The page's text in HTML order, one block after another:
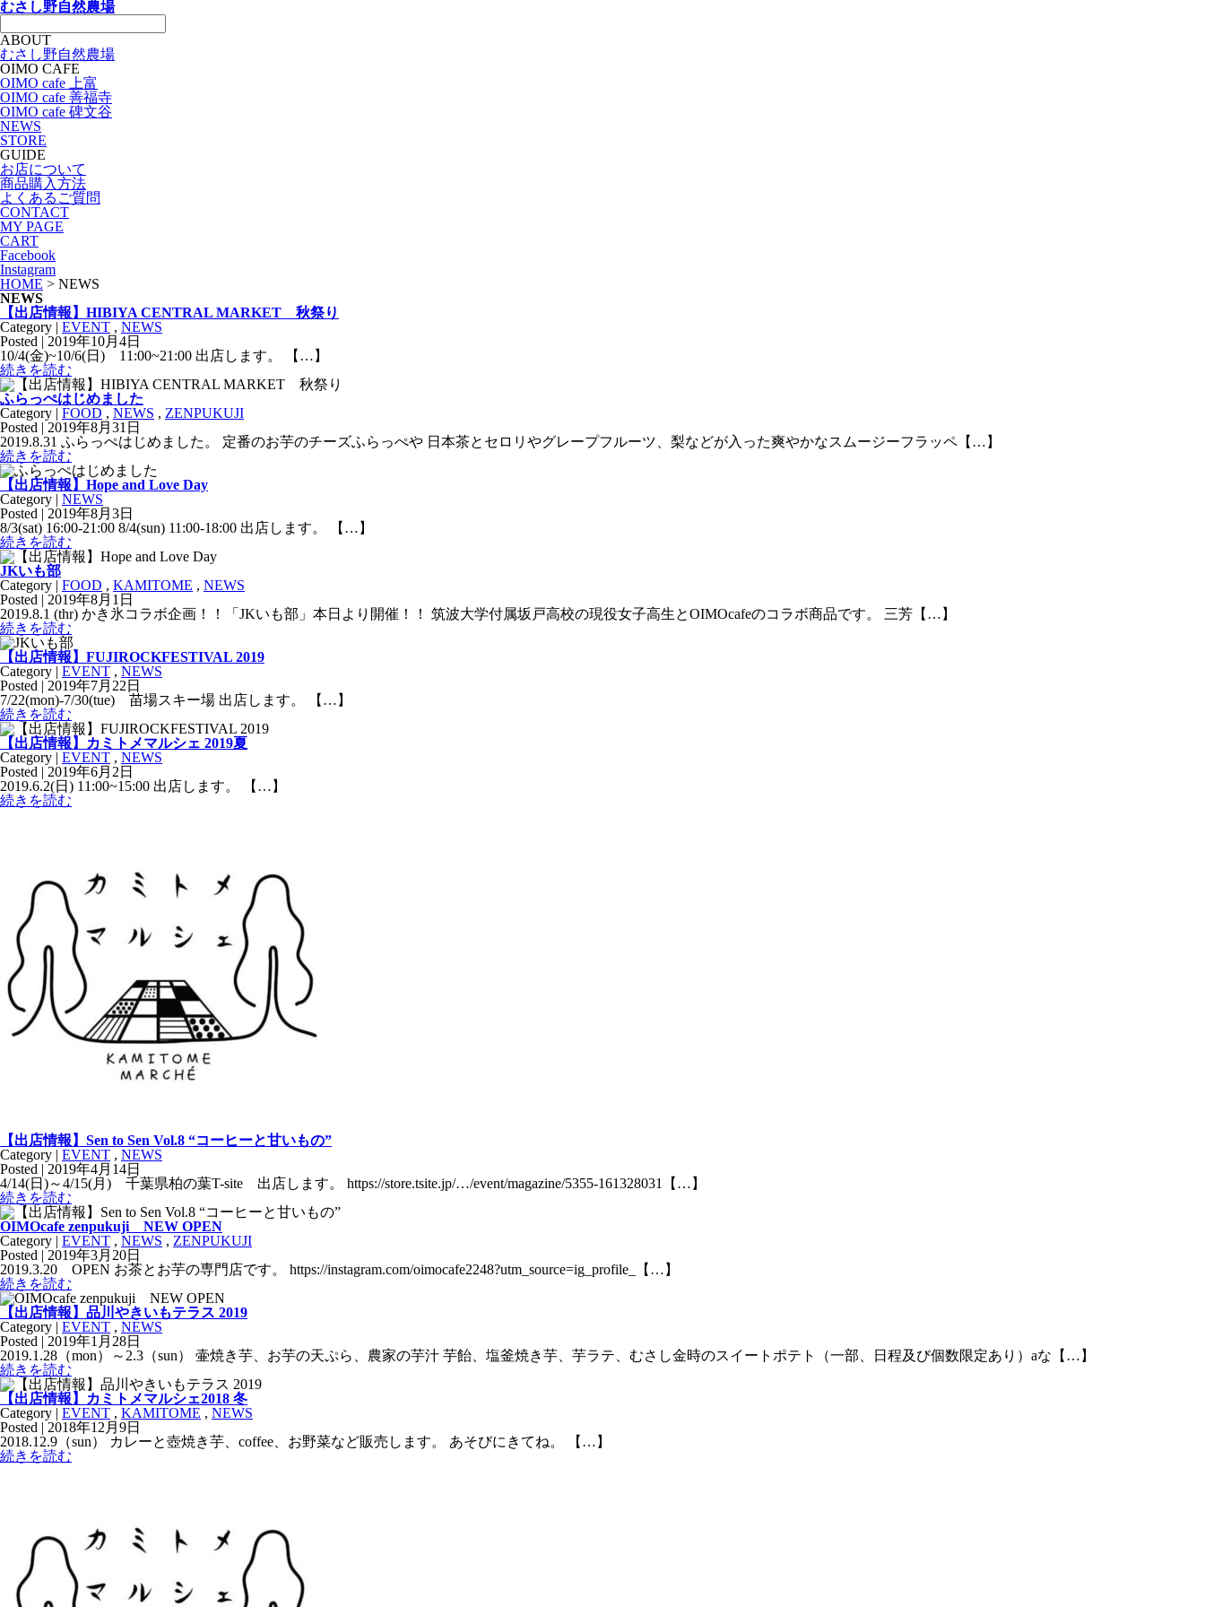
むさし野自然農場
ABOUT
むさし野自然農場
OIMO CAFE
OIMO cafe 上富
OIMO cafe 善福寺
OIMO cafe 碑文谷
NEWS
STORE
GUIDE
お店について
商品購入方法
よくあるご質問
CONTACT
MY PAGE
CART
Facebook
Instagram
HOME > NEWS
NEWS
【出店情報】HIBIYA CENTRAL MARKET 秋祭り
Category | EVENT , NEWS
Posted | 2019年10月4日
10/4(金)~10/6(日) 11:00~21:00 出店します。 【…】
続きを読む
ふらっぺはじめました
Category | FOOD , NEWS , ZENPUKUJI
Posted | 2019年8月31日
2019.8.31 ふらっぺはじめました。 定番のお芋のチーズふらっぺや 日本茶とセロリやグレープフルーツ、梨などが入った爽やかなスムージーフラッペ【…】
続きを読む
【出店情報】Hope and Love Day
Category | NEWS
Posted | 2019年8月3日
8/3(sat) 16:00-21:00 8/4(sun) 11:00-18:00 出店します。 【…】
続きを読む
JKいも部
Category | FOOD , KAMITOME , NEWS
Posted | 2019年8月1日
2019.8.1 (thr) かき氷コラボ企画！！「JKいも部」本日より開催！！ 筑波大学付属坂戸高校の現役女子高生とOIMOcafeのコラボ商品です。 三芳【…】
続きを読む
【出店情報】FUJIROCKFESTIVAL 2019
Category | EVENT , NEWS
Posted | 2019年7月22日
7/22(mon)-7/30(tue) 苗場スキー場 出店します。 【…】
続きを読む
【出店情報】カミトメマルシェ 2019夏
Category | EVENT , NEWS
Posted | 2019年6月2日
2019.6.2(日) 11:00~15:00 出店します。 【…】
続きを読む
【出店情報】Sen to Sen Vol.8 “コーヒーと甘いもの”
Category | EVENT , NEWS
Posted | 2019年4月14日
4/14(日)～4/15(月) 千葉県柏の葉T-site 出店します。 https://store.tsite.jp/…/event/magazine/5355-161328031【…】
続きを読む
OIMOcafe zenpukuji NEW OPEN
Category | EVENT , NEWS , ZENPUKUJI
Posted | 2019年3月20日
2019.3.20 OPEN お茶とお芋の専門店です。 https://instagram.com/oimocafe2248?utm_source=ig_profile_【…】
続きを読む
【出店情報】品川やきいもテラス 2019
Category | EVENT , NEWS
Posted | 2019年1月28日
2019.1.28（mon）～2.3（sun） 壷焼き芋、お芋の天ぷら、農家の芋汁 芋飴、塩釜焼き芋、芋ラテ、むさし金時のスイートポテト（一部、日程及び個数限定あり）aな【…】
続きを読む
【出店情報】カミトメマルシェ2018 冬
Category | EVENT , KAMITOME , NEWS
Posted | 2018年12月9日
2018.12.9（sun） カレーと壺焼き芋、coffee、お野菜など販売します。 あそびにきてね。 【…】
続きを読む